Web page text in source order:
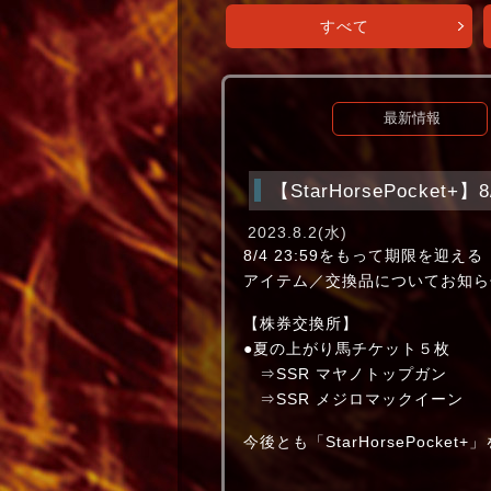
すべて
最新情報
【StarHorsePocket+】
2023.8.2(水)
8/4 23:59をもって期限を迎える
アイテム／交換品についてお知
【株券交換所】
●夏の上がり馬チケット５枚
⇒SSR マヤノトップガン
⇒SSR メジロマックイーン
今後とも「StarHorsePocket+」